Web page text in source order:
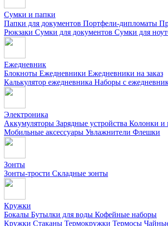
Сумки и папки
Папки для документов Портфели-дипломаты
Рюкзаки Сумки для документов Сумки для
Ежедневник
Блокноты Ежедневники Ежедневники на заказ
Калькулятор ежедневника Наборы с
Электроника
Аккумуляторы Зарядные устройства Колонки и
Мобильные аксессуары Увлажнители Флешки
Зонты
Зонты-трости Складные зонты
Кружки
Бокалы Бутылки для воды Кофейные наборы
Кружки Стаканы Термокружки Термосы